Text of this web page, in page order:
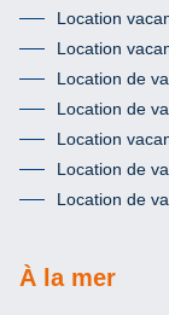
Location
Location
Location de
Location de
Location
Location de
Location de
À la mer